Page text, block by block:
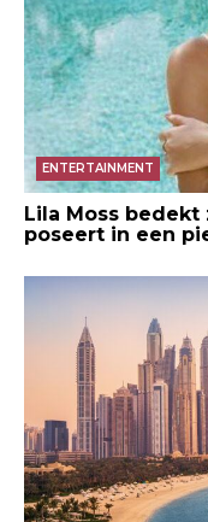
ENTERTAINMENT
Lila Moss
poseert in een